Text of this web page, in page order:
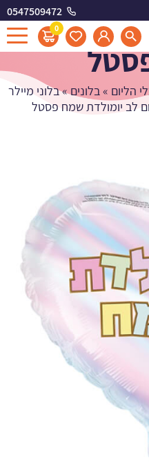
0547509472
0
יומולדת
הליום »בלונים»בלוני מיילר
לב יומולדת שמח פסטל